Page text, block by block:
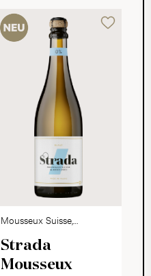
Mousseux Suisse,
alkoholfrei
Strada
Mousseux